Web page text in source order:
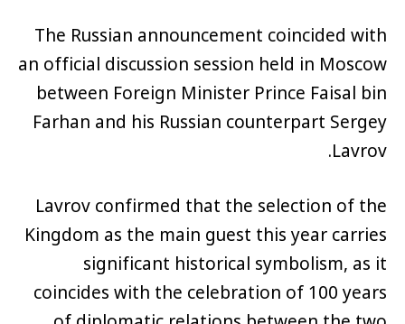
The Russian announcement coincided with
an official discussion session held in Moscow
between Foreign Minister Prince Faisal bin
Farhan and his Russian counterpart Sergey
Lavrov.
Lavrov confirmed that the selection of the
Kingdom as the main guest this year carries
significant historical symbolism, as it
coincides with the celebration of 100 years